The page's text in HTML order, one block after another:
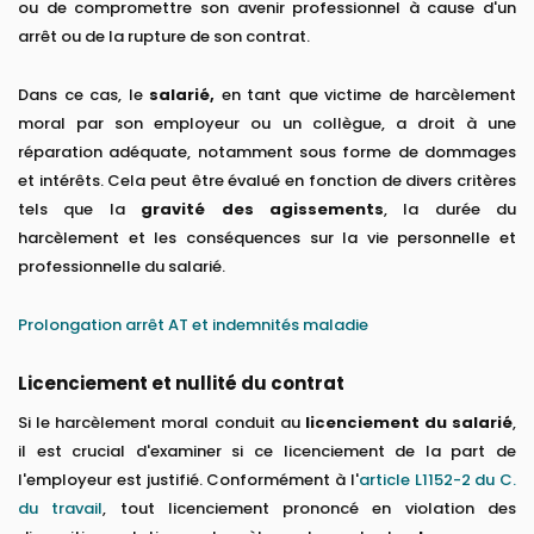
ou de compromettre son avenir professionnel à cause d'un
arrêt ou de la rupture de son contrat.
Dans ce cas, le salarié, en tant que victime de harcèlement
moral par son employeur ou un collègue, a droit à une
réparation adéquate, notamment sous forme de dommages
et intérêts. Cela peut être évalué en fonction de divers critères
tels que la gravité des agissements, la durée du
harcèlement et les conséquences sur la vie personnelle et
professionnelle du salarié.
Prolongation arrêt AT et indemnités maladie
Licenciement et nullité du contrat
Si le harcèlement moral conduit au licenciement du salarié,
il est crucial d'examiner si ce licenciement de la part de
l'employeur est justifié. Conformément à l'article L1152-2 du C.
du travail, tout licenciement prononcé en violation des